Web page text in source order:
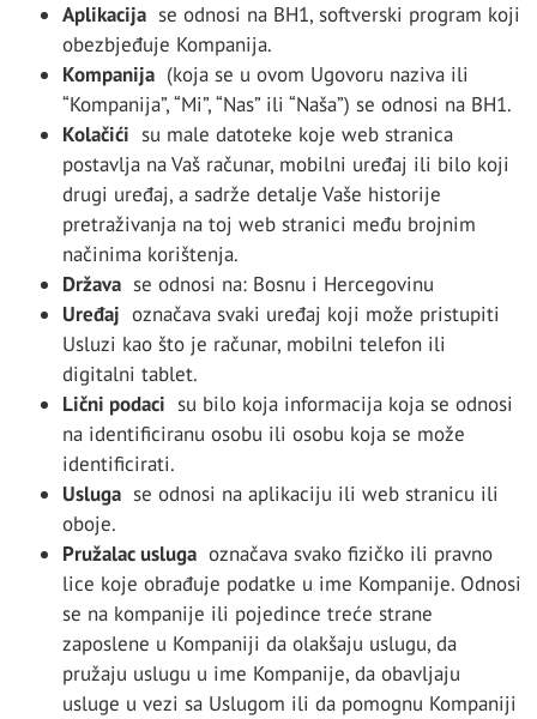
Aplikacija se odnosi na BH1, softverski program koji
obezbjeđuje Kompanija.
Kompanija (koja se u ovom Ugovoru naziva ili
“Kompanija”, “Mi”, “Nas” ili “Naša”) se odnosi na BH1.
Kolačići su male datoteke koje web stranica
postavlja na Vaš računar, mobilni uređaj ili bilo koji
drugi uređaj, a sadrže detalje Vaše historije
pretraživanja na toj web stranici među brojnim
načinima korištenja.
Država se odnosi na: Bosnu i Hercegovinu
Uređaj označava svaki uređaj koji može pristupiti
Usluzi kao što je računar, mobilni telefon ili
digitalni tablet.
Lični podaci su bilo koja informacija koja se odnosi
na identificiranu osobu ili osobu koja se može
identificirati.
Usluga se odnosi na aplikaciju ili web stranicu ili
oboje.
Pružalac usluga označava svako fizičko ili pravno
lice koje obrađuje podatke u ime Kompanije. Odnosi
se na kompanije ili pojedince treće strane
zaposlene u Kompaniji da olakšaju uslugu, da
pružaju uslugu u ime Kompanije, da obavljaju
usluge u vezi sa Uslugom ili da pomognu Kompaniji